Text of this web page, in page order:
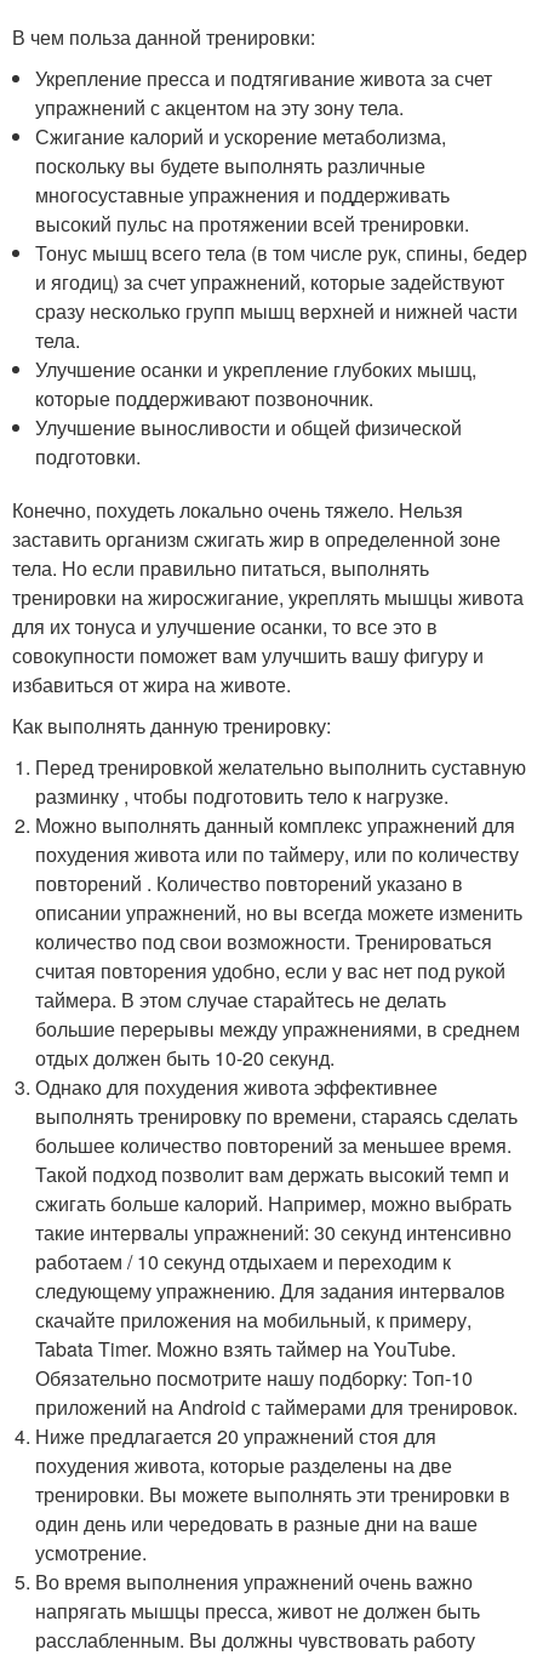
В чем польза данной тренировки:
Укрепление пресса и подтягивание живота за счет
упражнений с акцентом на эту зону тела.
Сжигание калорий и ускорение метаболизма,
поскольку вы будете выполнять различные
многосуставные упражнения и поддерживать
высокий пульс на протяжении всей тренировки.
Тонус мышц всего тела (в том числе рук, спины, бедер
и ягодиц) за счет упражнений, которые задействуют
сразу несколько групп мышц верхней и нижней части
тела.
Улучшение осанки и укрепление глубоких мышц,
которые поддерживают позвоночник.
Улучшение выносливости и общей физической
подготовки.
Конечно, похудеть локально очень тяжело. Нельзя
заставить организм сжигать жир в определенной зоне
тела. Но если правильно питаться, выполнять
тренировки на жиросжигание, укреплять мышцы живота
для их тонуса и улучшение осанки, то все это в
совокупности поможет вам улучшить вашу фигуру и
избавиться от жира на животе.
Как выполнять данную тренировку:
Перед тренировкой желательно выполнить суставную
разминку , чтобы подготовить тело к нагрузке.
Можно выполнять данный комплекс упражнений для
похудения живота или по таймеру, или по количеству
повторений . Количество повторений указано в
описании упражнений, но вы всегда можете изменить
количество под свои возможности. Тренироваться
считая повторения удобно, если у вас нет под рукой
таймера. В этом случае старайтесь не делать
большие перерывы между упражнениями, в среднем
отдых должен быть 10-20 секунд.
Однако для похудения живота эффективнее
выполнять тренировку по времени, стараясь сделать
большее количество повторений за меньшее время.
Такой подход позволит вам держать высокий темп и
сжигать больше калорий. Например, можно выбрать
такие интервалы упражнений: 30 секунд интенсивно
работаем / 10 секунд отдыхаем и переходим к
следующему упражнению. Для задания интервалов
скачайте приложения на мобильный, к примеру,
Tabata Timer. Можно взять таймер на YouTube.
Обязательно посмотрите нашу подборку: Топ-10
приложений на Android с таймерами для тренировок.
Ниже предлагается 20 упражнений стоя для
похудения живота, которые разделены на две
тренировки. Вы можете выполнять эти тренировки в
один день или чередовать в разные дни на ваше
усмотрение.
Во время выполнения упражнений очень важно
напрягать мышцы пресса, живот не должен быть
расслабленным. Вы должны чувствовать работу